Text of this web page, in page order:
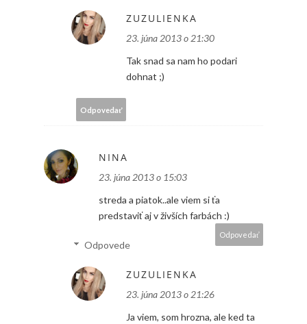
ZUZULIENKA
23. júna 2013 o 21:30
Tak snad sa nam ho podari
dohnat ;)
Odpovedať
NINA
23. júna 2013 o 15:03
streda a piatok..ale viem si ťa
predstaviť aj v živších farbách :)
Odpovedať
Odpovede
ZUZULIENKA
23. júna 2013 o 21:26
Ja viem, som hrozna, ale ked ta